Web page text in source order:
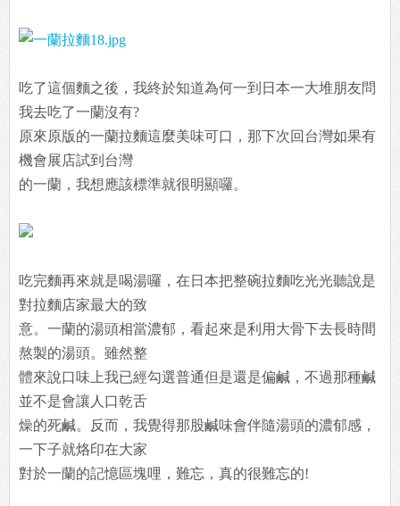
吃了這個麵之後，我終於知道為何一到日本一大堆朋友問
我去吃了一蘭沒有?
原來原版的一蘭拉麵這麼美味可口，那下次回台灣如果有
機會展店試到台灣
的一蘭，我想應該標準就很明顯囉。
吃完麵再來就是喝湯囉，在日本把整碗拉麵吃光光聽說是
對拉麵店家最大的致
意。一蘭的湯頭相當濃郁，看起來是利用大骨下去長時間
熬製的湯頭。雖然整
體來說口味上我已經勾選普通但是還是偏鹹，不過那種鹹
並不是會讓人口乾舌
燥的死鹹。反而，我覺得那股鹹味會伴隨湯頭的濃郁感，
一下子就烙印在大家
對於一蘭的記憶區塊哩，難忘，真的很難忘的!